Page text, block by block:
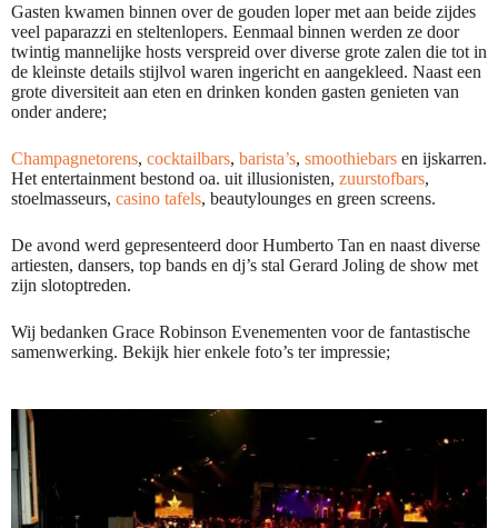
Gasten kwamen binnen over de gouden loper met aan beide zijdes
veel paparazzi en steltenlopers. Eenmaal binnen werden ze door
twintig mannelijke hosts verspreid over diverse grote zalen die tot in
de kleinste details stijlvol waren ingericht en aangekleed. Naast een
grote diversiteit aan eten en drinken konden gasten genieten van
onder andere;
Champagnetorens, cocktailbars, barista’s, smoothiebars en ijskarren.
Het entertainment bestond oa. uit illusionisten, zuurstofbars,
stoelmasseurs, casino tafels, beautylounges en green screens.
De avond werd gepresenteerd door Humberto Tan en naast diverse
artiesten, dansers, top bands en dj’s stal Gerard Joling de show met
zijn slotoptreden.
Wij bedanken Grace Robinson Evenementen voor de fantastische
samenwerking. Bekijk hier enkele foto’s ter impressie;